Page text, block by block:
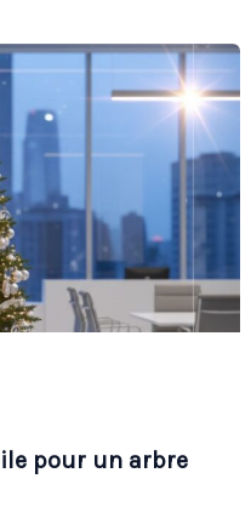
pour un arbre